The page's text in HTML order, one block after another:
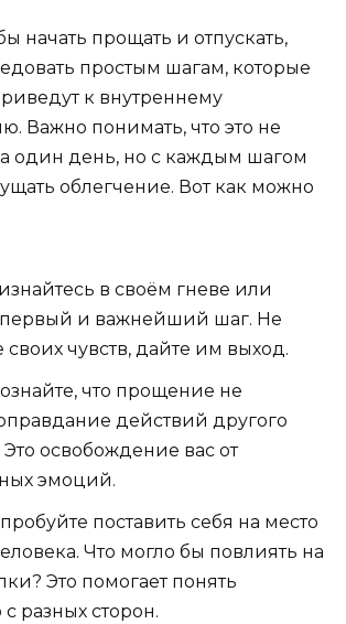
начать прощать и отпускать,
простым шагам, которые
к внутреннему
Важно понимать, что это не
один день, но с каждым шагом
облегчение. Вот как можно
в своём гневе или
первый и важнейший шаг. Не
своих чувств, дайте им выход.
что прощение не
действий другого
Это освобождение вас от
эмоций.
поставить себя на место
Что могло бы повлиять на
Это помогает понять
разных сторон.